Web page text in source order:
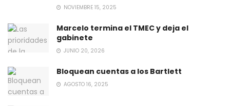
NOVIEMBRE 15, 2025
Marcelo termina el TMEC y deja el
gabinete
JUNIO 20, 2026
Bloquean cuentas a los Bartlett
AGOSTO 16, 2025